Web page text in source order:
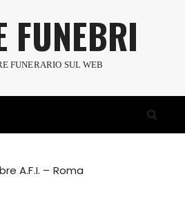
FUNEBRI
FUNERARIO SUL WEB
A.F.I. – Roma